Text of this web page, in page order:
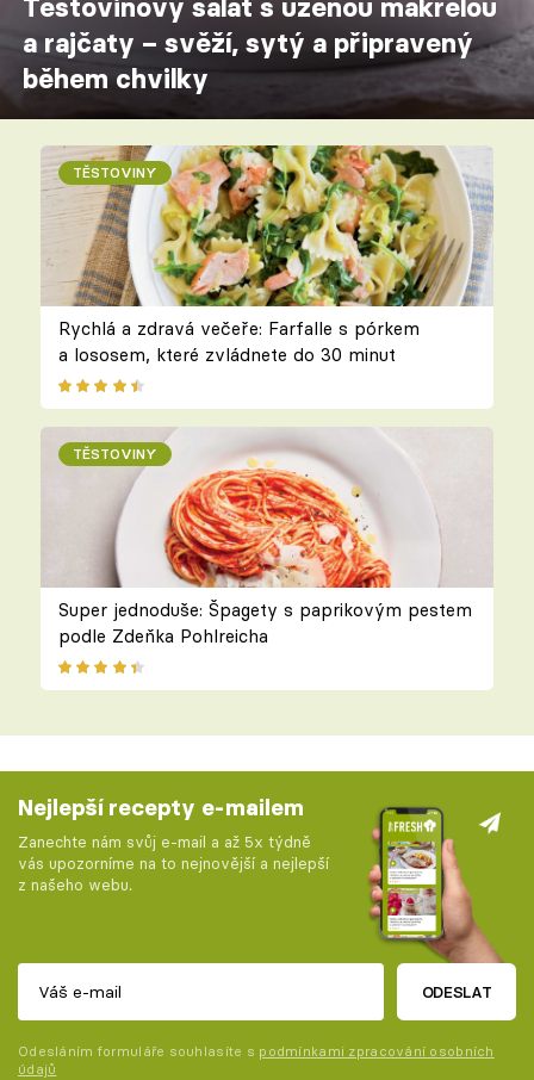
Těstovinový salát s uzenou makrelou
a rajčaty – svěží, sytý a připravený
během chvilky
TĚSTOVINY
Rychlá a zdravá večeře: Farfalle s pórkem
a lososem, které zvládnete do 30 minut
TĚSTOVINY
Super jednoduše: Špagety s paprikovým pestem
podle Zdeňka Pohlreicha
Nejlepší recepty e-mailem
Zanechte nám svůj e-mail a až 5x týdně
vás upozorníme na to nejnovější a nejlepší
z našeho webu.
ODESLAT
Odesláním formuláře souhlasíte s podmínkami zpracování osobních
údajů